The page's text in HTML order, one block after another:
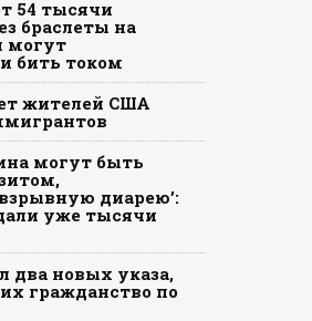
54 тысячи
браслеты на
могут
бить током
жителей США
могут быть
диарею’:
уже тысячи
два новых указа,
гражданство по